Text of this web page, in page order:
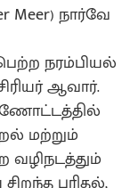
Meer) நார்வே
நரம்பியல்
ஆவார்.
மற்றும்